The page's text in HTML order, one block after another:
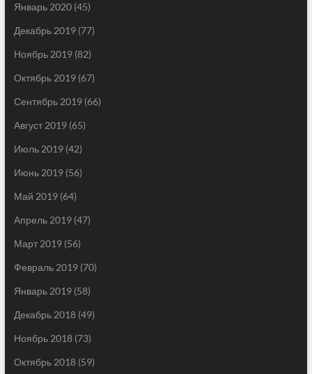
Январь 2020(45)
Декабрь 2019(77)
Ноябрь 2019(82)
Октябрь 2019(67)
Сентябрь 2019(66)
Август 2019(65)
Июль 2019(42)
Июнь 2019(56)
Май 2019(64)
Апрель 2019(47)
Март 2019(56)
Февраль 2019(70)
Январь 2019(58)
Декабрь 2018(49)
Ноябрь 2018(73)
Октябрь 2018(59)